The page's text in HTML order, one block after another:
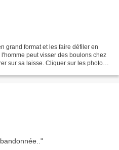
grand format et les faire défiler en
peut visser des boulons chez
sur sa laisse. Cliquer sur les photos